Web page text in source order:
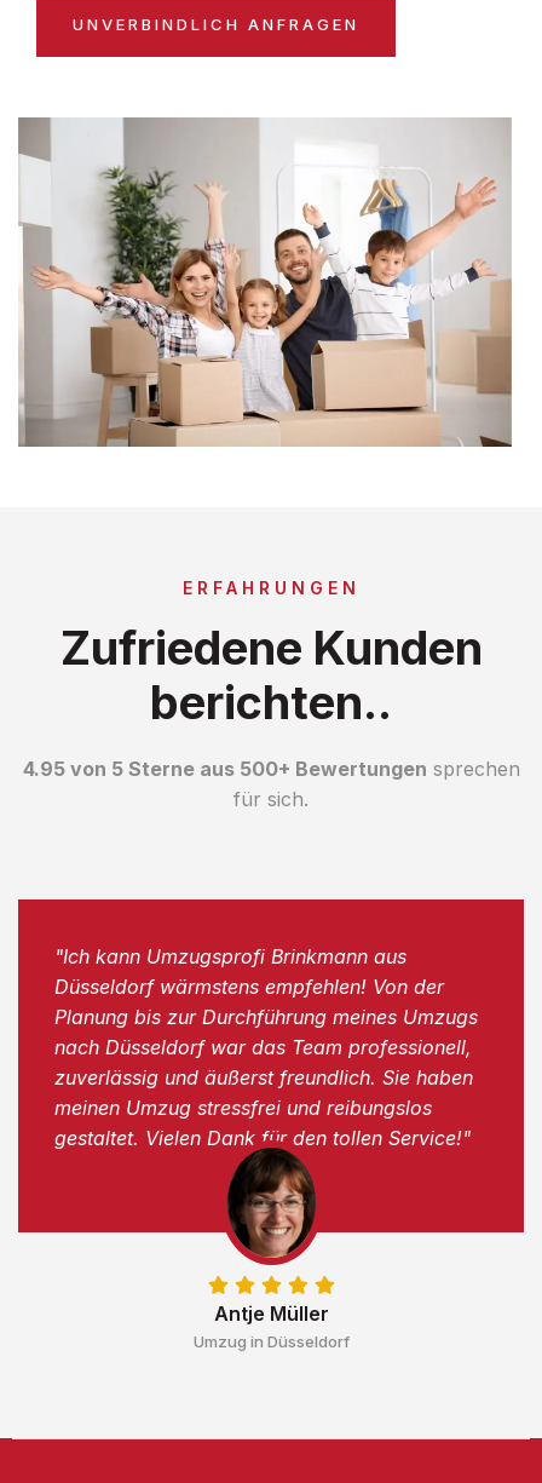
UNVERBINDLICH ANFRAGEN
ERFAHRUNGEN
Zufriedene Kunden
berichten..
4.95 von 5 Sterne aus 500+ Bewertungen sprechen
für sich.
Antje Müller
Umzug in Düsseldorf
"Ich kann Umzugsprofi Brinkmann aus
Düsseldorf wärmstens empfehlen! Von der
Planung bis zur Durchführung meines Umzugs
nach Düsseldorf war das Team professionell,
zuverlässig und äußerst freundlich. Sie haben
meinen Umzug stressfrei und reibungslos
gestaltet. Vielen Dank für den tollen Service!"